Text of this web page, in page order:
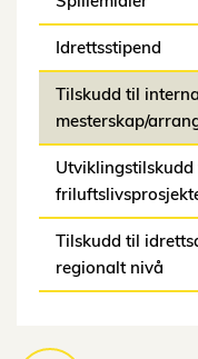
Idrettsstipend
Tilskudd til
mesterskap/
Tilskudd til
regionalt nivå